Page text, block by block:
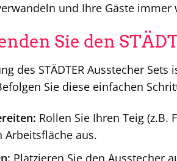
und Ihre Gäste
Sie den
des STÄDTER Ausstecher
Sie diese einfachen
Rollen Sie Ihren Teig
Arbeitsfläche aus.